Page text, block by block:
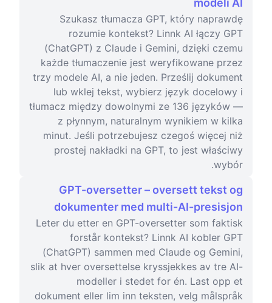
modeli AI
Szukasz tłumacza GPT, który naprawdę
rozumie kontekst? Linnk AI łączy GPT
(ChatGPT) z Claude i Gemini, dzięki czemu
każde tłumaczenie jest weryfikowane przez
trzy modele AI, a nie jeden. Prześlij dokument
lub wklej tekst, wybierz język docelowy i
tłumacz między dowolnymi ze 136 języków —
z płynnym, naturalnym wynikiem w kilka
minut. Jeśli potrzebujesz czegoś więcej niż
prostej nakładki na GPT, to jest właściwy
wybór.
GPT-oversetter – oversett tekst og
dokumenter med multi-AI-presisjon
Leter du etter en GPT-oversetter som faktisk
forstår kontekst? Linnk AI kobler GPT
(ChatGPT) sammen med Claude og Gemini,
slik at hver oversettelse kryssjekkes av tre AI-
modeller i stedet for én. Last opp et
dokument eller lim inn teksten, velg målspråk